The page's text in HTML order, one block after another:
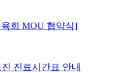
회 MOU 협약식]
진료시간표 안내